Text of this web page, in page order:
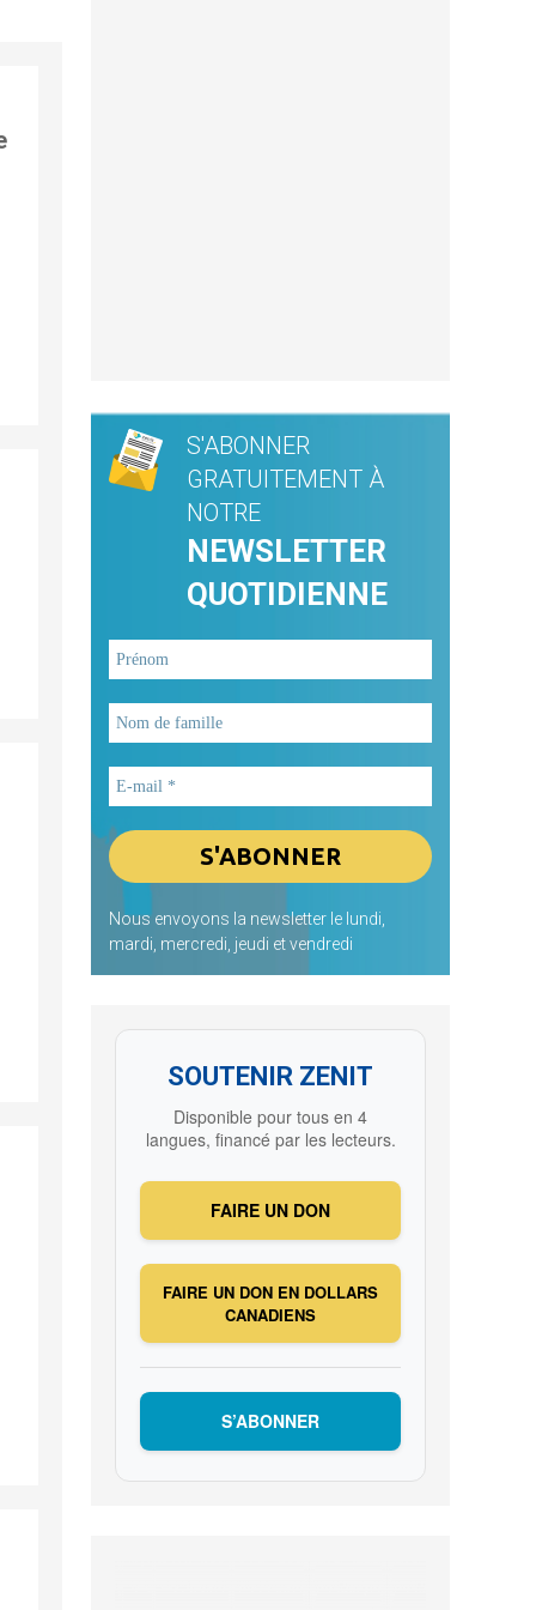
S'ABONNER
GRATUITEMENT À
NOTRE
NEWSLETTER
QUOTIDIENNE
Nous envoyons la newsletter le lundi,
mardi, mercredi, jeudi et vendredi
SOUTENIR ZENIT
Disponible pour tous en 4
langues, financé par les lecteurs.
FAIRE UN DON
FAIRE UN DON EN DOLLARS
CANADIENS
S’ABONNER